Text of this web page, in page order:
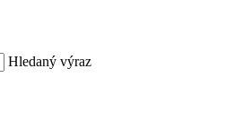
Hledaný výraz